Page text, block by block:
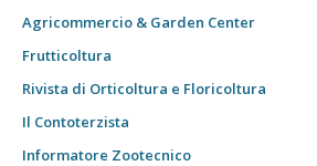
Agricommercio & Garden Center
Frutticoltura
Rivista di Orticoltura e Floricoltura
Il Contoterzista
Informatore Zootecnico